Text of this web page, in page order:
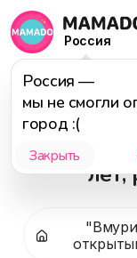
Россия
Россия —
мы не смогли
город :(
Закрыть
Зеленый
лет,